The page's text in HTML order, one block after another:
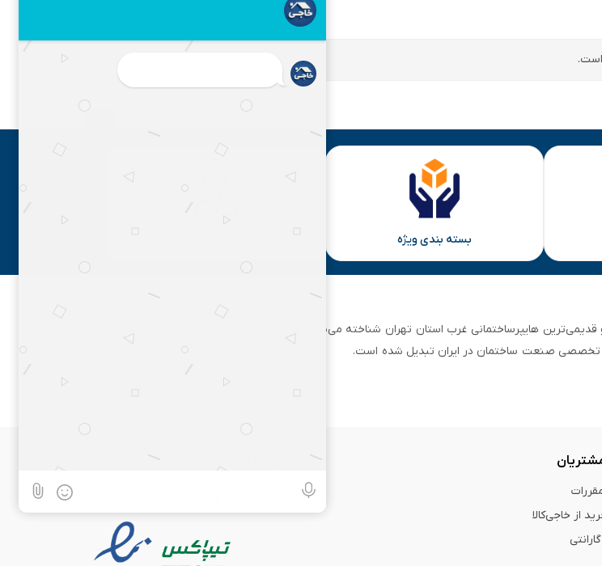
بسته بندی ویژه
یکی از بزرگ‌ترین و قدیمی‌ترین هایپرساختمانی‌ غرب استان تهران شناخته می‌شود. این مجموعه بزرگ، فعالیت خود را از یک مغازه
تخصصی صنعت ساختمان در ایران تبدیل شده است.
از خاجی‌کالا